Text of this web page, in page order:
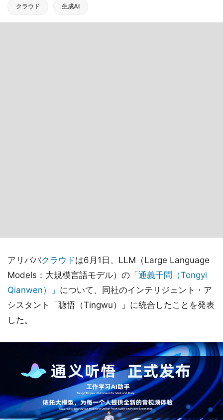
クラウド 生成AI
アリババクラウドは6月1日、LLM（Large Language
Models：大規模言語モデル）の 「通義千問（Tongyi
Qianwen）」 について、同社のインテリジェント・ア
シスタント「聴悟（Tingwu）」に統合したことを発表
した。